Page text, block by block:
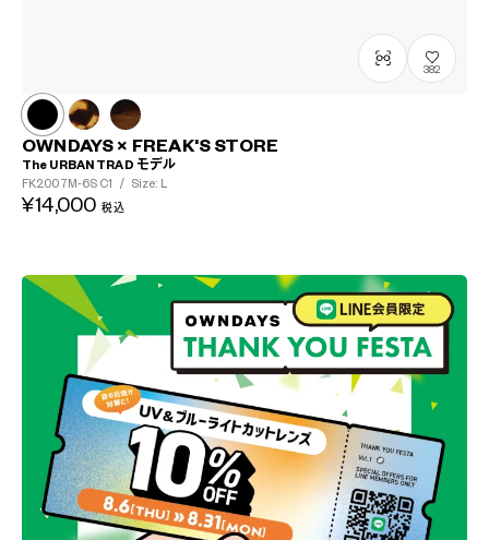
382
OWNDAYS × FREAK'S STORE
The URBAN TRAD モデル
FK2007M-6S C1 / Size: L
¥14,000 税込